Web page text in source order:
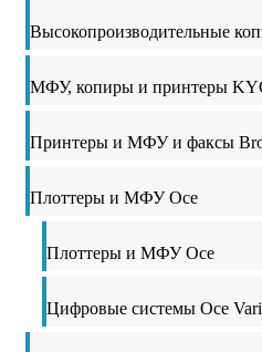
Высокопроизводительные
МФУ, копиры и принтеры
Принтеры и МФУ и факсы
Плоттеры и МФУ Oce
Плоттеры и МФУ Oce
Цифровые системы Oce